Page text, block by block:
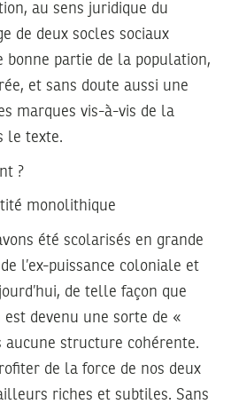
au sens juridique du
de deux socles sociaux
bonne partie de la population,
et sans doute aussi une
marques vis-à-vis de la
le texte.
?
monolithique
été scolarisés en grande
l’ex-puissance coloniale et
de telle façon que
devenu une sorte de «
aucune structure cohérente.
de la force de nos deux
riches et subtiles. Sans